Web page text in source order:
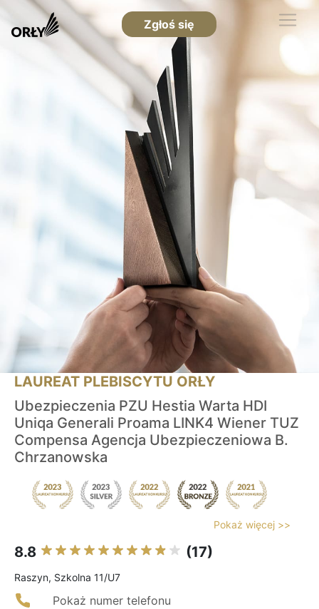
Zgłoś się
LAUREAT PLEBISCYTU ORŁY
Ubezpieczenia PZU Hestia Warta HDI
Uniqa Generali Proama LINK4 Wiener TUZ
Compensa Agencja Ubezpieczeniowa B.
Chrzanowska
Pokaż więcej >>
8.8 (17)
Raszyn, Szkolna 11/U7
Pokaż numer telefonu